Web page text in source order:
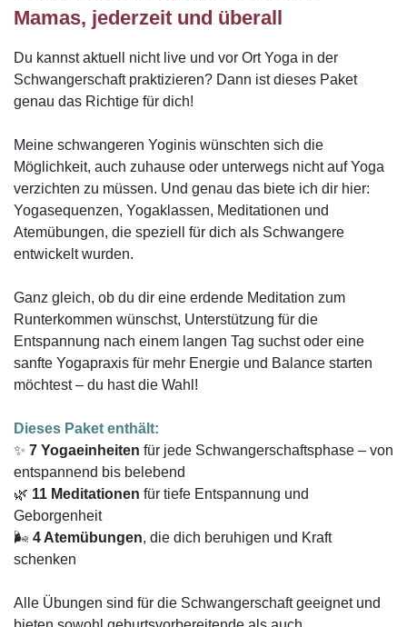
Mamas, jederzeit und überall
Du kannst aktuell nicht live und vor Ort Yoga in der
Schwangerschaft praktizieren? Dann ist dieses Paket
genau das Richtige für dich!
Meine schwangeren Yoginis wünschten sich die
Möglichkeit, auch zuhause oder unterwegs nicht auf Yoga
verzichten zu müssen. Und genau das biete ich dir hier:
Yogasequenzen, Yogaklassen, Meditationen und
Atemübungen, die speziell für dich als Schwangere
entwickelt wurden.
Ganz gleich, ob du dir eine erdende Meditation zum
Runterkommen wünschst, Unterstützung für die
Entspannung nach einem langen Tag suchst oder eine
sanfte Yogapraxis für mehr Energie und Balance starten
möchtest – du hast die Wahl!
Dieses Paket enthält:
✨ 7 Yogaeinheiten für jede Schwangerschaftsphase – von
entspannend bis belebend
🌿 11 Meditationen für tiefe Entspannung und
Geborgenheit
🌬️ 4 Atemübungen, die dich beruhigen und Kraft
schenken
Alle Übungen sind für die Schwangerschaft geeignet und